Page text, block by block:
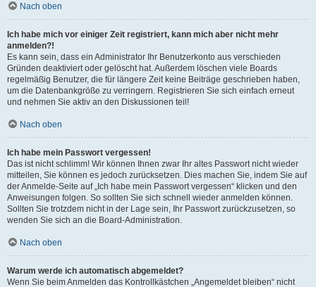
Nach oben
Ich habe mich vor einiger Zeit registriert, kann mich aber nicht mehr
anmelden?!
Es kann sein, dass ein Administrator Ihr Benutzerkonto aus verschieden
Gründen deaktiviert oder gelöscht hat. Außerdem löschen viele Boards
regelmäßig Benutzer, die für längere Zeit keine Beiträge geschrieben haben,
um die Datenbankgröße zu verringern. Registrieren Sie sich einfach erneut
und nehmen Sie aktiv an den Diskussionen teil!
Nach oben
Ich habe mein Passwort vergessen!
Das ist nicht schlimm! Wir können Ihnen zwar Ihr altes Passwort nicht wieder
mitteilen, Sie können es jedoch zurücksetzen. Dies machen Sie, indem Sie auf
der Anmelde-Seite auf „Ich habe mein Passwort vergessen“ klicken und den
Anweisungen folgen. So sollten Sie sich schnell wieder anmelden können.
Sollten Sie trotzdem nicht in der Lage sein, Ihr Passwort zurückzusetzen, so
wenden Sie sich an die Board-Administration.
Nach oben
Warum werde ich automatisch abgemeldet?
Wenn Sie beim Anmelden das Kontrollkästchen „Angemeldet bleiben“ nicht